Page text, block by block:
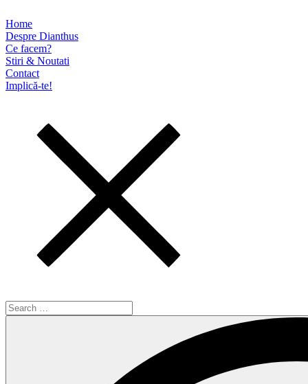
Home
Despre Dianthus
Ce facem?
Stiri & Noutati
Contact
Implică-te!